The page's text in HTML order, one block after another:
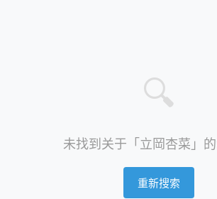
🔍
未找到关于「立岡杏菜」
重新搜索